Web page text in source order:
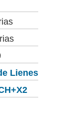
Lienes